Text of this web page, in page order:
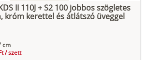
II 110J + S2 100 jobbos szögletes
króm kerettel és átlátszó üveggel
cm
/szett